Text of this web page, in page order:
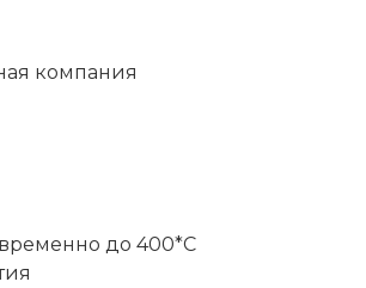
компания
до 400*C